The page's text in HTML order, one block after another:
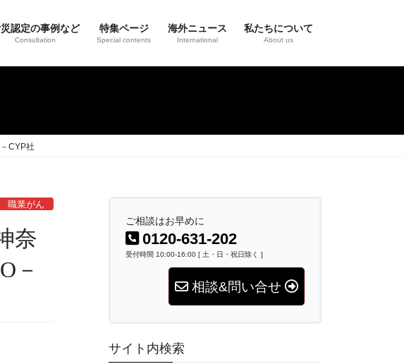
認定の事例など
Consultation
特集ページ
Special contents
海外ニュース
International
私たちについて
About us
CYP社
職業がん
奈
－
ご相談はお早めに
0120-631-202
受付時間 10:00-16:00 [ 土・日・祝日除く ]
相談&問い合せ
サイト内検索